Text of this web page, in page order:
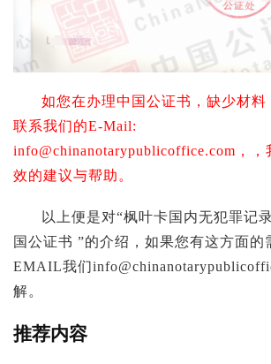
如您在办理中国公证书，缺少材料
联系我们的E-Mail:
info@chinanotarypublicoffice.com ，
效的建议与帮助。
以上便是对“枫叶卡国内无犯罪记
国公证书 ”的介绍，如果您有这方面的
EMAIL我们
解。
推荐内容